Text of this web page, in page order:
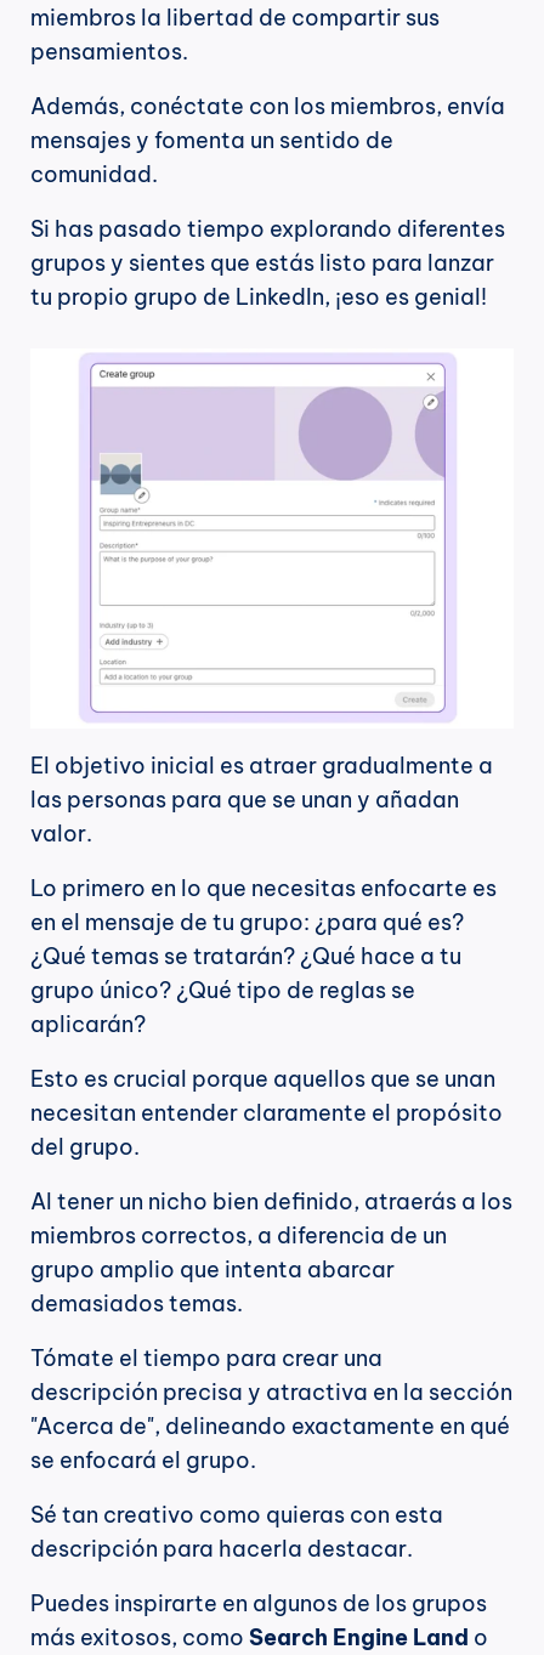
miembros la libertad de compartir sus
pensamientos.
Además, conéctate con los miembros, envía
mensajes y fomenta un sentido de
comunidad.
Si has pasado tiempo explorando diferentes
grupos y sientes que estás listo para lanzar
tu propio grupo de LinkedIn, ¡eso es genial!
El objetivo inicial es atraer gradualmente a
las personas para que se unan y añadan
valor.
Lo primero en lo que necesitas enfocarte es
en el mensaje de tu grupo: ¿para qué es?
¿Qué temas se tratarán? ¿Qué hace a tu
grupo único? ¿Qué tipo de reglas se
aplicarán?
Esto es crucial porque aquellos que se unan
necesitan entender claramente el propósito
del grupo.
Al tener un nicho bien definido, atraerás a los
miembros correctos, a diferencia de un
grupo amplio que intenta abarcar
demasiados temas.
Tómate el tiempo para crear una
descripción precisa y atractiva en la sección
"Acerca de", delineando exactamente en qué
se enfocará el grupo.
Sé tan creativo como quieras con esta
descripción para hacerla destacar.
Puedes inspirarte en algunos de los grupos
más exitosos, como Search Engine Land